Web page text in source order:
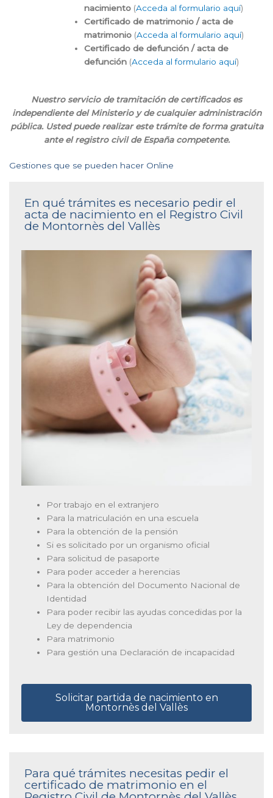
nacimiento (Acceda al formulario aquí)
Certificado de matrimonio / acta de
matrimonio (Acceda al formulario aquí)
Certificado de defunción / acta de
defunción (Acceda al formulario aquí)
Nuestro servicio de tramitación de certificados es
independiente del Ministerio y de cualquier administración
pública. Usted puede realizar este trámite de forma gratuita
ante el registro civil de España competente.
Gestiones que se pueden hacer Online
En qué trámites es necesario pedir el
acta de nacimiento en el Registro Civil
de Montornès del Vallès
Por trabajo en el extranjero
Para la matriculación en una escuela
Para la obtención de la pensión
Si es solicitado por un organismo oficial
Para solicitud de pasaporte
Para poder acceder a herencias
Para la obtención del Documento Nacional de
Identidad
Para poder recibir las ayudas concedidas por la
Ley de dependencia
Para matrimonio
Para gestión una Declaración de incapacidad
Solicitar partida de nacimiento en
Montornès del Vallès
Para qué trámites necesitas pedir el
certificado de matrimonio en el